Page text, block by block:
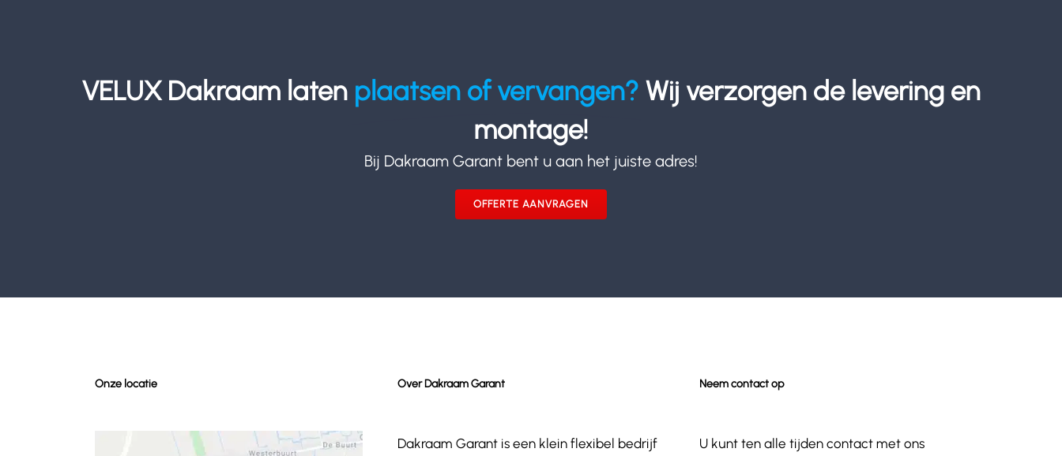
VELUX Dakraam laten plaatsen of vervangen? Wij verzorgen de levering en
montage!
Bij Dakraam Garant bent u aan het juiste adres!
OFFERTE AANVRAGEN
Onze locatie Over Dakraam Garant
Dakraam Garant is een klein flexibel bedrijf
Neem contact op
U kunt ten alle tijden contact met ons